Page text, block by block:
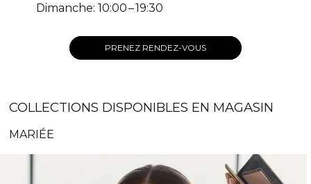
Dimanche: 10:00 – 19:30
PRENEZ RENDEZ-VOUS
COLLECTIONS DISPONIBLES EN MAGASIN
MARIÉE